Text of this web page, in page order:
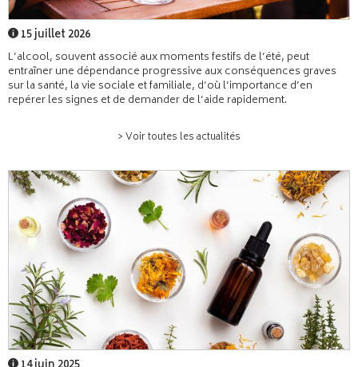
15 juillet 2026
L’alcool, souvent associé aux moments festifs de l’été, peut
entraîner une dépendance progressive aux conséquences graves
sur la santé, la vie sociale et familiale, d’où l’importance d’en
repérer les signes et de demander de l’aide rapidement.
> Voir toutes les actualités